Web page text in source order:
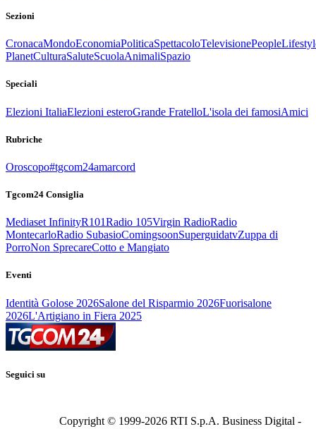
Sezioni
CronacaMondoEconomiaPoliticaSpettacoloTelevisionePeople
PlanetCulturaSaluteScuolaAnimaliSpazio
Speciali
Elezioni ItaliaElezioni esteroGrande FratelloL'isola dei famosiAmici
Rubriche
Oroscopo#tgcom24amarcord
Tgcom24 Consiglia
Mediaset InfinityR101Radio 105Virgin RadioRadio
MontecarloRadio SubasioComingsoonSuperguidatvZuppa di
PorroNon SprecareCotto e Mangiato
Eventi
Identità Golose 2026Salone del Risparmio 2026Fuorisalone
2026L'Artigiano in Fiera 2025
Seguici su
Copyright © 1999-2026 RTI S.p.A. Business Digital -